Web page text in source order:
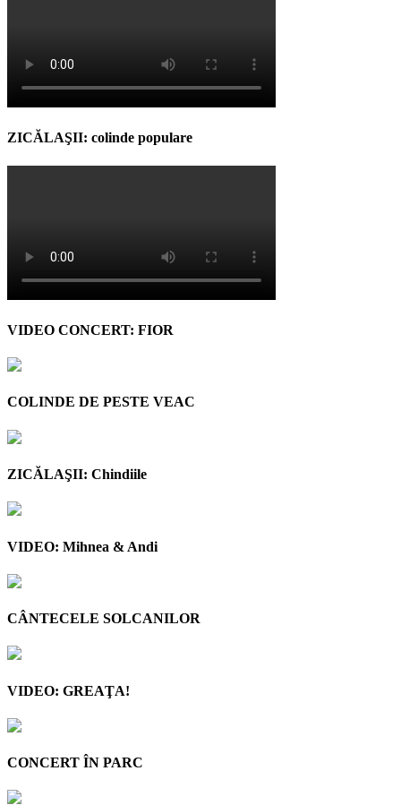
ZICĂLAŞII: colinde populare
VIDEO CONCERT: FIOR
COLINDE DE PESTE VEAC
ZICĂLAŞII: Chindiile
VIDEO: Mihnea & Andi
CÂNTECELE SOLCANILOR
VIDEO: GREAŢA!
CONCERT ÎN PARC